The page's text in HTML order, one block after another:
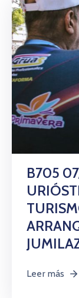
B705
Leer más